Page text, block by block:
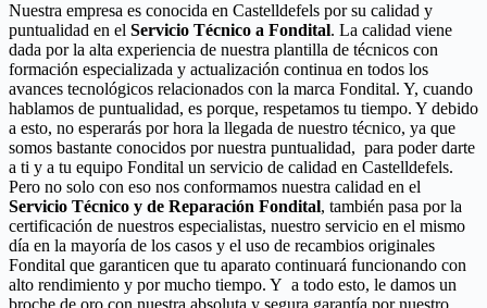
Nuestra empresa es conocida en Castelldefels por su calidad y
puntualidad en el Servicio Técnico a Fondital. La calidad viene
dada por la alta experiencia de nuestra plantilla de técnicos con
formación especializada y actualización continua en todos los
avances tecnológicos relacionados con la marca Fondital. Y, cuando
hablamos de puntualidad, es porque, respetamos tu tiempo. Y debido
a esto, no esperarás por hora la llegada de nuestro técnico, ya que
somos bastante conocidos por nuestra puntualidad, para poder darte
a ti y a tu equipo Fondital un servicio de calidad en Castelldefels.
Pero no solo con eso nos conformamos nuestra calidad en el
Servicio Técnico y de Reparación Fondital, también pasa por la
certificación de nuestros especialistas, nuestro servicio en el mismo
día en la mayoría de los casos y el uso de recambios originales
Fondital que garanticen que tu aparato continuará funcionando con
alto rendimiento y por mucho tiempo. Y a todo esto, le damos un